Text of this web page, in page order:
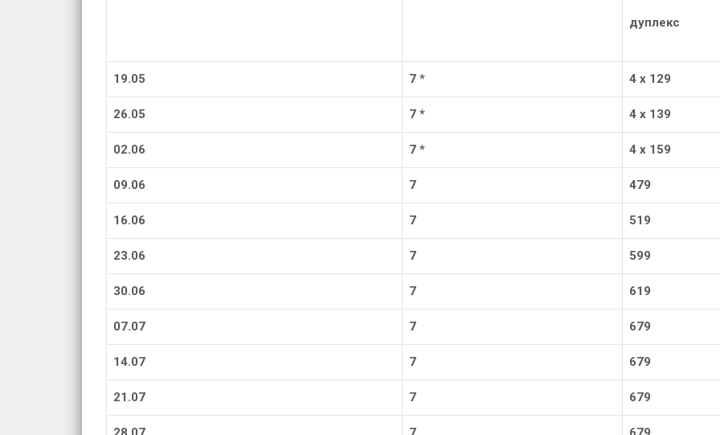
дуплекс
19.05 7 * 4 х 129
26.05 7 * 4 х 139
02.06 7 * 4 х 159
09.06 7 479
16.06 7 519
23.06 7 599
30.06 7 619
07.07 7 679
14.07 7 679
21.07 7 679